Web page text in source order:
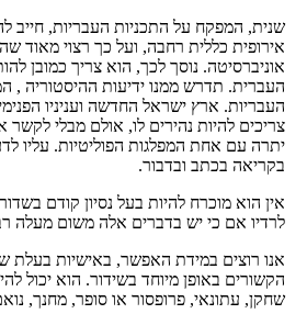
שנית, המפקח על התכניות העבריות, חייב
אירופית כללית רחבה, ועל כך רצוי מאוד
אוניברסיטה. נוסך לכך, הוא צריך כמובן
העברית. תדרש ממנו ידיעות ההיסטוריה ,
העבריות. ארץ ישראל החדשה ועניניו
צריכים להיות נהירים לו, אולם מבלי לקשר
יתרה עם אחת המפלגות הפוליטיות. עליו
בקריאה בכתב ובדבור.
אין הוא מוכרח להיות בעל נסיון קודם
לרדיו אם כי יש בדברים אלה משום מעלה
אנו רוצים במידת האפשר, באישיות
הקשורים באופן מיוחד בשידור. הוא יכול
שחקן, עתונאי, פרופסור או סופר, מחנך,